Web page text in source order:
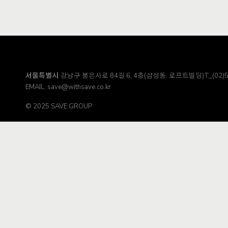
서울특별시 강남구 봉은사로 84길 6, 4층(삼성동, 로프트빌딩)
EMAIL. save@withsave.co.kr
© 2025 SAVE GROUP